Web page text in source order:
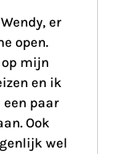
er
open.
op mijn
en ik
een paar
Ook
wel